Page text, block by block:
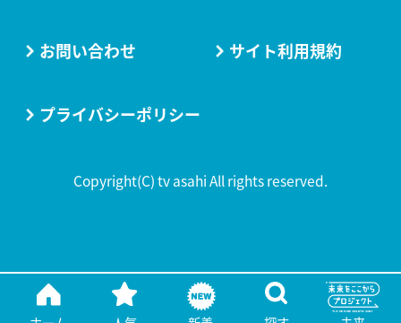
お問い合わせ サイト利用規約
プライバシーポリシー
Copyright(C) tv asahi All rights reserved.